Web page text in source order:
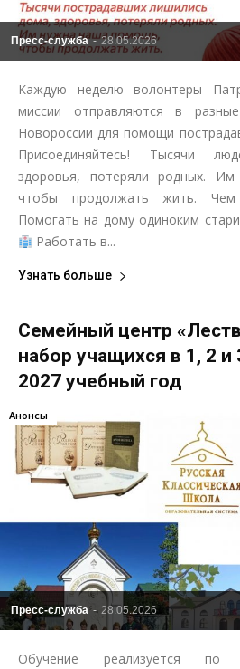
Пресс-служба - 28.05.2026
Каждую неделю волонтеры
миссии отправляются в
Новороссии для помощи
Присоединяйтесь! Тысячи
здоровья, потеряли родных.
чтобы продолжать жить.
Помогать на дому одиноким
Работать в...
Узнать больше
Семейный центр
набор учащихся в 1, 2 и
2027 учебный год
Пресс-служба - 28.05.2026
Анонсы
Обучение реализуется по